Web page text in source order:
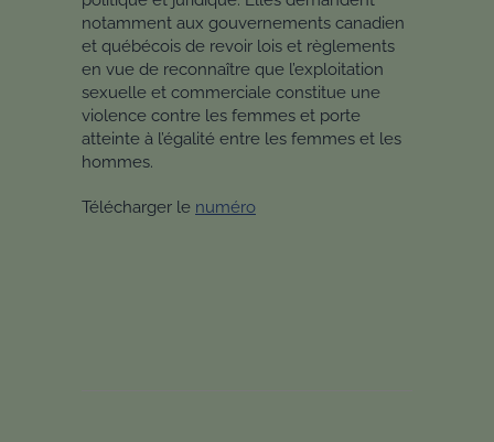
notamment aux gouvernements canadien
et québécois de revoir lois et règlements
en vue de reconnaître que l’exploitation
sexuelle et commerciale constitue une
violence contre les femmes et porte
atteinte à l’égalité entre les femmes et les
hommes.
Télécharger le numéro